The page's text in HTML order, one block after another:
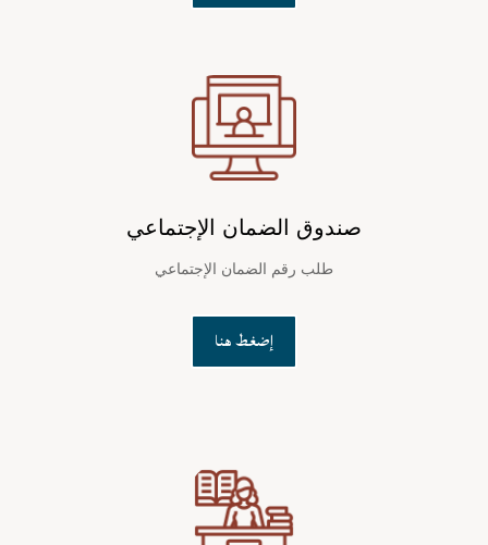
صندوق الضمان الإجتماعي
طلب رقم الضمان الإجتماعي
إضغط هنا